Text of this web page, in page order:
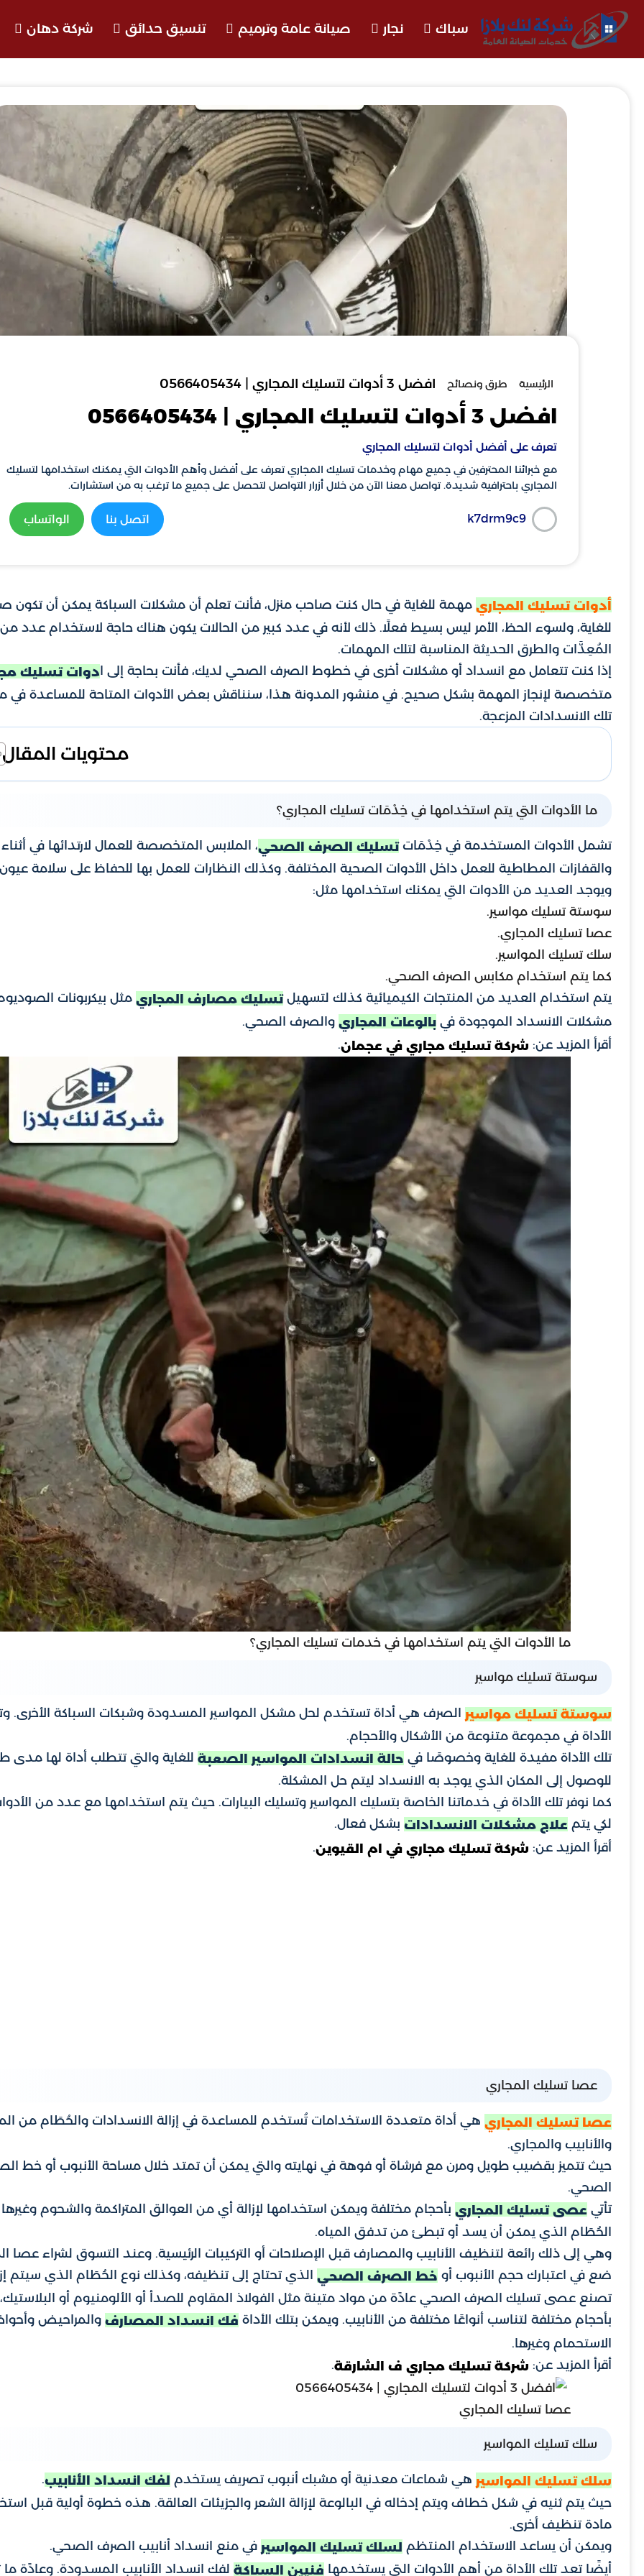
سباك نجار صيانة عامة وترميم تنسيق حدائق شركة دهان
الرئيسية طرق ونصائح افضل 3 أدوات لتسليك المجاري | 0566405434
افضل 3 أدوات لتسليك المجاري | 0566405434
تعرف على أفضل أدوات لتسليك المجاري
مع خبرائنا المحترفين في جميع مهام وخدمات تسليك المجاري تعرف على أفضل وأهم الأدوات التي يمكنك استخدامها لتسليك
المجاري باحترافية شديدة. تواصل معنا الآن من خلال أزرار التواصل لتحصل على جميع ما ترغب به من استشارات.
k7drm9c9 اتصل بنا الواتساب
أدوات تسليك المجاري مهمة للغاية في حال كنت صاحب منزل، فأنت تعلم أن مشكلات السباكة يمكن أن تكون
للغاية، ولسوء الحظ، الأمر ليس بسيط فعلًا. ذلك لأنه في عدد كبير من الحالات يكون هناك حاجة لاستخدام عدد من
المُعِدَّات والطرق الحديثة المناسبة لتلك المهمات.
إذا كنت تتعامل مع انسداد أو مشكلات أخرى في خطوط الصرف الصحي لديك، فأنت بحاجة إلى ا دوات تسليك
متخصصة لإنجاز المهمة بشكل صحيح. في منشور المدونة هذا، سنناقش بعض الأدوات المتاحة للمساعدة في
تلك الانسدادات المزعجة.
محتويات المقال
ما الأدوات التي يتم استخدامها في خِدْمَات تسليك المجاري؟
تشمل الأدوات المستخدمة في خِدْمَاتتسليك الصرف الصحي، الملابس المتخصصة للعمال لارتدائها في
والقفازات المطاطية للعمل داخل الأدوات الصحية المختلفة. وكذلك النظارات للعمل بها للحفاظ على سلامة
ويوجد العديد من الأدوات التي يمكنك استخدامها مثل:
سوستة تسليك مواسير.
عصا تسليك المجاري.
سلك تسليك المواسير.
كما يتم استخدام مكابس الصرف الصحي.
يتم استخدام العديد من المنتجات الكيميائية كذلك لتسهيلتسليك مصارف المجاري مثل بيكربونات
مشكلات الانسداد الموجودة في بالوعات المجاري والصرف الصحي.
أقرأ المزيد عن: شركة تسليك مجاري في عجمان.
ما الأدوات التي يتم استخدامها في خدمات تسليك المجاري؟
سوستة تسليك مواسير
سوستة تسليك مواسير الصرف هي أداة تستخدم لحل مشكل المواسير المسدودة وشبكات السباكة الأخرى.
الأداة في مجموعة متنوعة من الأشكال والأحجام.
تلك الأداة مفيدة للغاية وخصوصًا في حالة انسدادات المواسير الصعبة للغاية والتي تتطلب أداة لها مدى
للوصول إلى المكان الذي يوجد به الانسداد ليتم حل المشكلة.
كما نوفر تلك الأداة في خدماتنا الخاصة بتسليك المواسير وتسليك البيارات. حيث يتم استخدامها مع عدد من
لكي يتم علاج مشكلات الانسدادات بشكل فعال.
أقرأ المزيد عن: شركة تسليك مجاري في ام القيوين.
عصا تسليك المجاري
عصا تسليك المجاري هي أداة متعددة الاستخدامات تُستخدم للمساعدة في إزالة الانسدادات والحُطَام من
والأنابيب والمجاري.
حيث تتميز بقضيب طويل ومرن مع فرشاة أو فوهة في نهايته والتي يمكن أن تمتد خلال مساحة الأنبوب أو خط
الصحي.
تأتي عصى تسليك المجاري بأحجام مختلفة ويمكن استخدامها لإزالة أي من العوالق المتراكمة والشحوم
الحُطَام الذي يمكن أن يسد أو تبطئ من تدفق المياه.
وهي إلى ذلك رائعة لتنظيف الأنابيب والمصارف قبل الإصلاحات أو التركيبات الرئيسية. وعند التسوق لشراء عصا
ضع في اعتبارك حجم الأنبوب أو خط الصرف الصحي الذي تحتاج إلى تنظيفه، وكذلك نوع الحُطَام الذي سيتم
تصنع عصى تسليك الصرف الصحي عادًة من مواد متينة مثل الفولاذ المقاوم للصدأ أو الألومنيوم أو البلاستيك،
بأحجام مختلفة لتناسب أنواعًا مختلفة من الأنابيب. ويمكن بتلك الأداة فك انسداد المصارف والمراحيض
الاستحمام وغيرها.
أقرأ المزيد عن: شركة تسليك مجاري ف الشارقة.
عصا تسليك المجاري
سلك تسليك المواسير
سلك تسليك المواسير هي شماعات معدنية أو مشبك أنبوب تصريف يستخدم لفك انسداد الأنابيب.
حيث يتم ثنيه في شكل خطاف ويتم إدخاله في البالوعة لإزالة الشعر والجزيئات العالقة. هذه خطوة أولية قبل
مادة تنظيف أخرى.
ويمكن أن يساعد الاستخدام المنتظم لسلك تسليك المواسير في منع انسداد أنابيب الصرف الصحي.
أيضًا تعد تلك الأداة من أهم الأدوات التي يستخدمها فنيين السباكة لفك انسداد الأنابيب المسدودة. وعادًة ما